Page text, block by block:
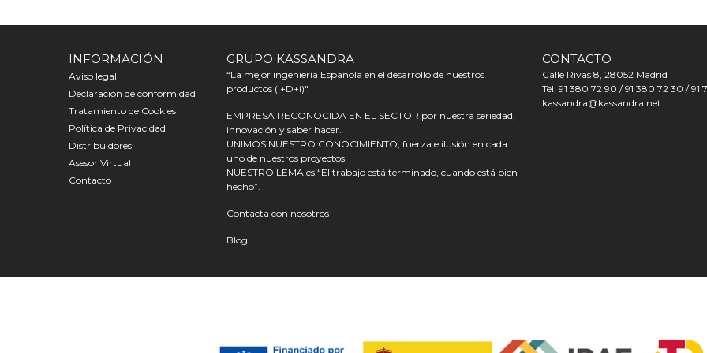
INFORMACIÓN
Aviso legal
Declaración de conformidad
Tratamiento de Cookies
Política de Privacidad
Distribuidores
Asesor Virtual
Contacto
GRUPO KASSANDRA
“La mejor ingeniería Española en el desarrollo de nuestros
productos (I+D+i)".
EMPRESA RECONOCIDA EN EL SECTOR por nuestra seriedad,
innovación y saber hacer.
UNIMOS NUESTRO CONOCIMIENTO, fuerza e ilusión en cada
uno de nuestros proyectos.
NUESTRO LEMA es “El trabajo está terminado, cuando está bien
hecho”.
Contacta con nosotros
Blog
CONTACTO
Calle Rivas 8, 28052 Madrid
Tel. 91 380 72 90 / 91 380 72 30 / 91
kassandra@kassandra.net